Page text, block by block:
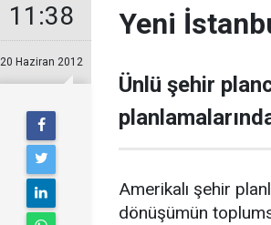
11:38
20 Haziran 2012
Yeni
Ünlü şehir
Amerikalı şehir
dönüşümün